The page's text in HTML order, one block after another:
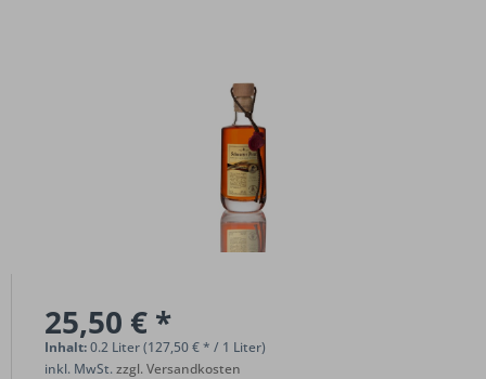
25,50 € *
Inhalt:0.2 Liter (127,50 € * / 1 Liter)
inkl. MwSt.zzgl. Versandkosten